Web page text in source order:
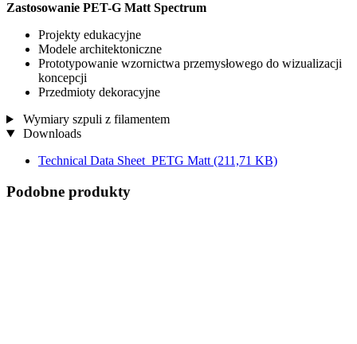
Zastosowanie PET-G Matt Spectrum
Projekty edukacyjne
Modele architektoniczne
Prototypowanie wzornictwa przemysłowego do wizualizacji
koncepcji
Przedmioty dekoracyjne
Wymiary szpuli z filamentem
Downloads
Technical Data Sheet_PETG Matt (211,71 KB)
Podobne produkty